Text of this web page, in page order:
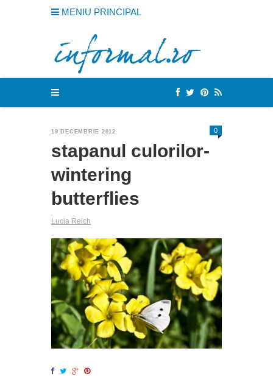
MENIU PRINCIPAL
19 DECEMBRIE 2012
stapanul culorilor-
wintering
butterflies
0
Lucia Reich